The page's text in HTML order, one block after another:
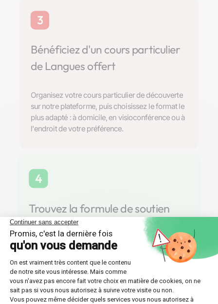
3
Bénéficiez d'un cours particulier
de Langues offert
Organisez votre cours particulier de découverte
sur notre plateforme, puis choisissez le format le
plus adapté : à domicile, en visioconférence ou à
l'endroit de votre préférence.
4
Trouvez la formule de soutien
scolaire parfaite
Optez pour l'une des multiples formules offertes
par Les Sherpas, que ce soit un suivi continu sur
toute l'année ou un stage intensif plus court.